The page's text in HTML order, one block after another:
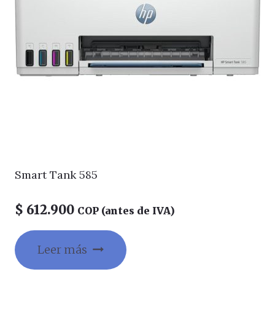
Smart Tank 585
$ 612.900 COP (antes de IVA)
Leer más